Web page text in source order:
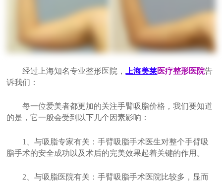
经过上海知名专业整形医院， 上海美莱医疗整形医院告
诉我们：
每一位爱美者都更加的关注手臂吸脂价格，我们要知道
的是，它一般会受到以下几个因素影响：
1、与吸脂专家有关：手臂吸脂手术医生对整个手臂吸
脂手术的安全成功以及术后的完美效果起着关键的作用。
2、与吸脂医院有关：手臂吸脂手术医院比较多，显而